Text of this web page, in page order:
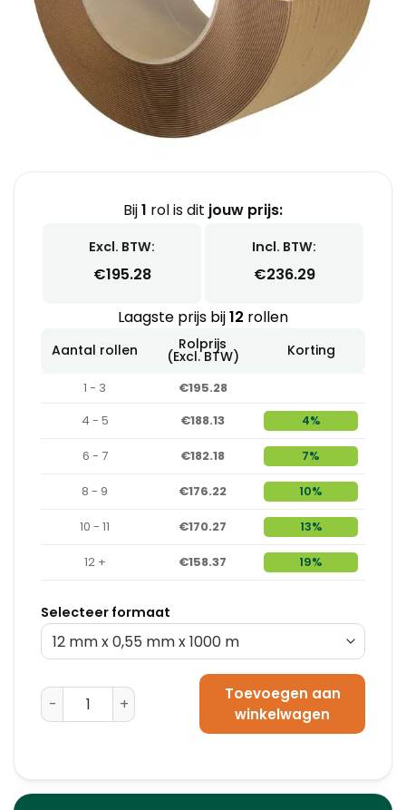
Bij1 rol is dit jouw prijs:
Excl. BTW:
€195.28
Incl. BTW:
€236.29
Laagste prijs bij12 rollen
Aantal rollen Rolprijs
(Excl. BTW) Korting
1 - 3
€195.28
4 - 5
€188.13 4%
6 - 7 €182.18 7%
8 - 9 €176.22 10%
10 - 11 €170.27 13%
12 + €158.37 19%
Selecteer formaat
PaperStrap 12 mm x 0,6 mm x 2000 m aantal
Toevoegen aan
winkelwagen